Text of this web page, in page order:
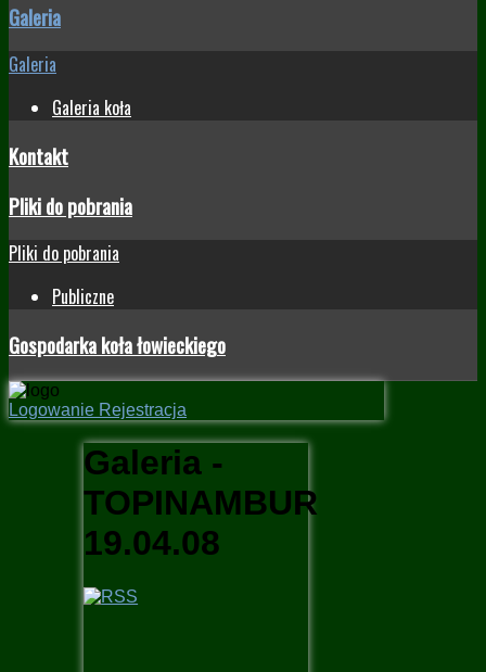
Galeria
Galeria
Galeria koła
Kontakt
Pliki do pobrania
Pliki do pobrania
Publiczne
Gospodarka koła łowieckiego
Logowanie Rejestracja
Galeria -
TOPINAMBUR
19.04.08